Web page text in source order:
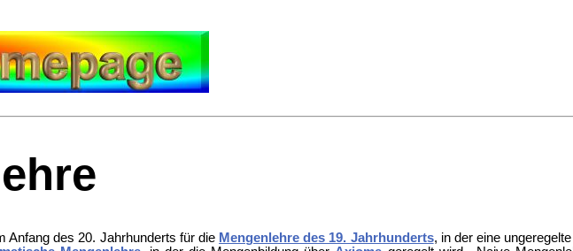
Anfang des 20. Jahrhunderts für die Mengenlehre des 19. Jahrhunderts, in der eine